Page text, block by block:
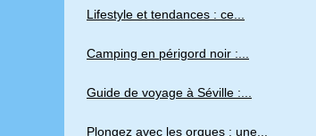
Lifestyle et tendances : ce...
Camping en périgord noir :...
Guide de voyage à Séville :...
Plongez avec les orques : une...